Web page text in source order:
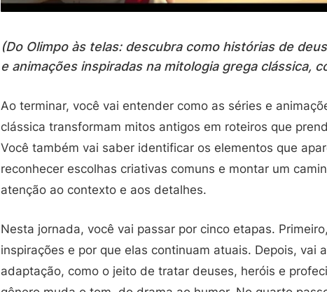
(Do Olimpo às telas: descubra como histórias de
e animações inspiradas na mitologia grega clássica,
Ao terminar, você vai entender como as séries e
clássica transformam mitos antigos em roteiros que
Você também vai saber identificar os elementos que
reconhecer escolhas criativas comuns e montar um
atenção ao contexto e aos detalhes.
Nesta jornada, você vai passar por cinco etapas.
inspirações e por que elas continuam atuais. Depois, vai
adaptação, como o jeito de tratar deuses, heróis e